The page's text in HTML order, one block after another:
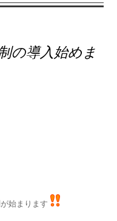
の導入始めま
始まります